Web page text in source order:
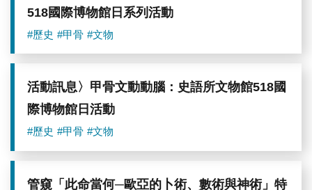
518國際博物館日系列活動
#歷史 #甲骨 #文物
活動訊息〉甲骨文動動腦：史語所文物館518國
際博物館日活動
#歷史 #甲骨 #文物
管窺「此命當何─歐亞的卜術、數術與神術」特